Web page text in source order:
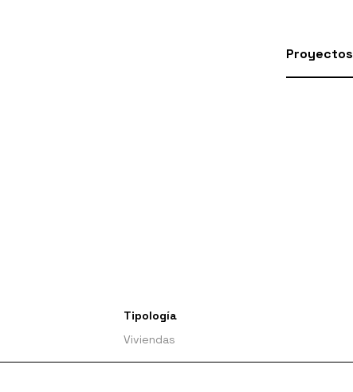
Proyectos
Tipología
Viviendas